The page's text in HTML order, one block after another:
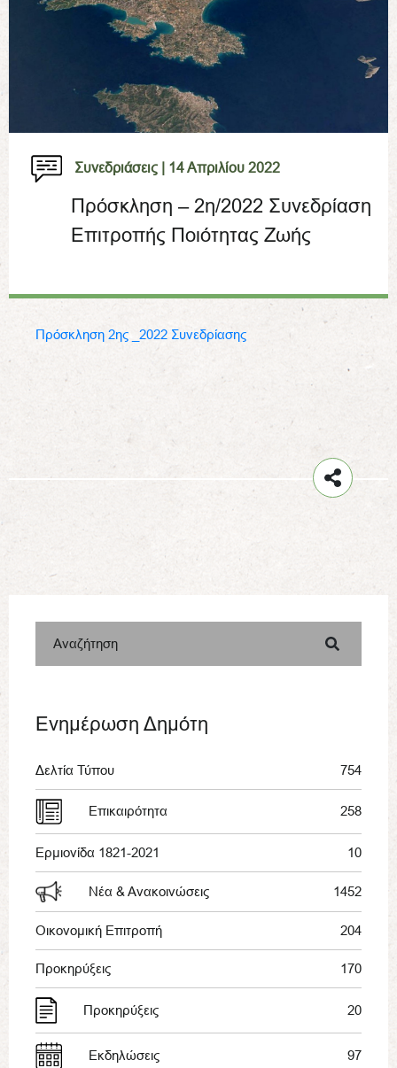
Συνεδριάσεις | 14 Απριλίου 2022
Πρόσκληση – 2η/2022 Συνεδρίαση
Επιτροπής Ποιότητας Ζωής
Πρόσκληση 2ης _2022 Συνεδρίασης
Αναζήτηση
Ενημέρωση Δημότη
Δελτία Τύπου 754
Επικαιρότητα 258
Ερμιονίδα 1821-2021 10
Νέα & Ανακοινώσεις 1452
Οικονομική Επιτροπή 204
Προκηρύξεις 170
Προκηρύξεις 20
Εκδηλώσεις 97